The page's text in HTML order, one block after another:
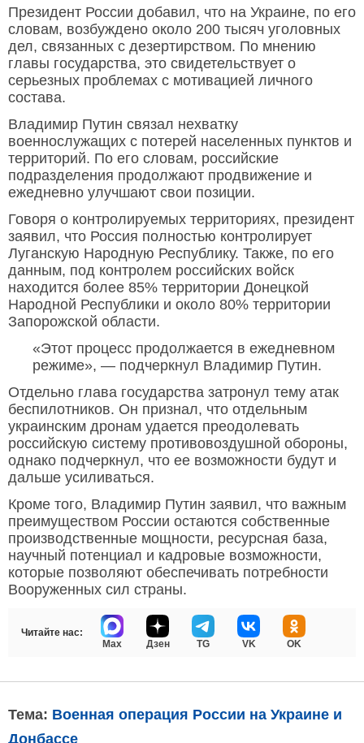
Президент России добавил, что на Украине, по его
словам, возбуждено около 200 тысяч уголовных
дел, связанных с дезертирством. По мнению
главы государства, это свидетельствует о
серьезных проблемах с мотивацией личного
состава.
Владимир Путин связал нехватку
военнослужащих с потерей населенных пунктов и
территорий. По его словам, российские
подразделения продолжают продвижение и
ежедневно улучшают свои позиции.
Говоря о контролируемых территориях, президент
заявил, что Россия полностью контролирует
Луганскую Народную Республику. Также, по его
данным, под контролем российских войск
находится более 85% территории Донецкой
Народной Республики и около 80% территории
Запорожской области.
«Этот процесс продолжается в ежедневном
режиме», — подчеркнул Владимир Путин.
Отдельно глава государства затронул тему атак
беспилотников. Он признал, что отдельным
украинским дронам удается преодолевать
российскую систему противовоздушной обороны,
однако подчеркнул, что ее возможности будут и
дальше усиливаться.
Кроме того, Владимир Путин заявил, что важным
преимуществом России остаются собственные
производственные мощности, ресурсная база,
научный потенциал и кадровые возможности,
которые позволяют обеспечивать потребности
Вооруженных сил страны.
Читайте нас:
Max
Дзен TG VK OK
Тема: Военная операция России на Украине и
Донбассе